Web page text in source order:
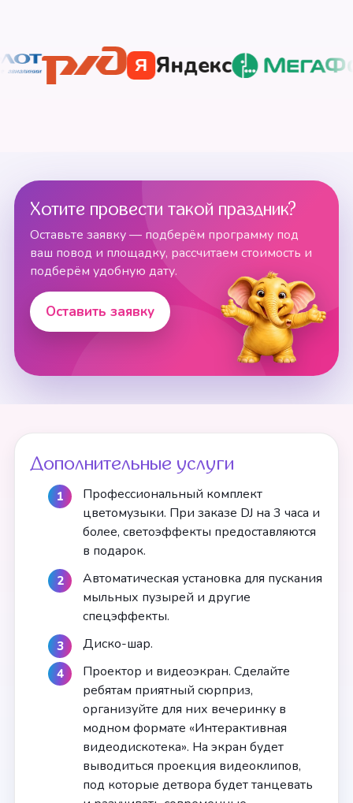
Я Яндекс
Хотите провести такой праздник?
Оставьте заявку — подберём программу под
ваш повод и площадку, рассчитаем стоимость и
подберём удобную дату.
Оставить заявку
Дополнительные услуги
Профессиональный комплект
цветомузыки. При заказе DJ на 3 часа и
более, светоэффекты предоставляются
в подарок.
Автоматическая установка для пускания
мыльных пузырей и другие
спецэффекты.
Диско-шар.
Проектор и видеоэкран. Сделайте
ребятам приятный сюрприз,
организуйте для них вечеринку в
модном формате «Интерактивная
видеодискотека». На экран будет
выводиться проекция видеоклипов,
под которые детвора будет танцевать